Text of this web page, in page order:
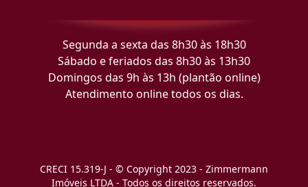
Segunda a sexta das 8h30 às 18h30
Sábado e feriados das 8h30 às 13h30
Domingos das 9h às 13h (plantão online)
Atendimento online todos os dias.
CRECI 15.319-J - © Copyright 2023 - Zimmermann
Imóveis LTDA - Todos os direitos reservados.